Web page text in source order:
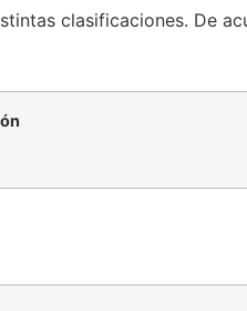
clasificaciones. De